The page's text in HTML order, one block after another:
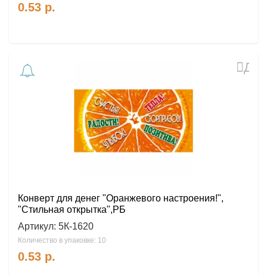
0.53 р.
Конверт для денег "Оранжевого настроения!",
"Стильная открытка",РБ
Артикул: 5К-1620
Количество в упаковке: 10
0.53 р.